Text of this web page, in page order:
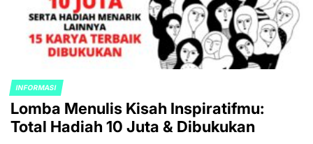
POSTED
IN
INFORMASI
Lomba Menulis Kisah Inspiratifmu:
Total Hadiah 10 Juta & Dibukukan